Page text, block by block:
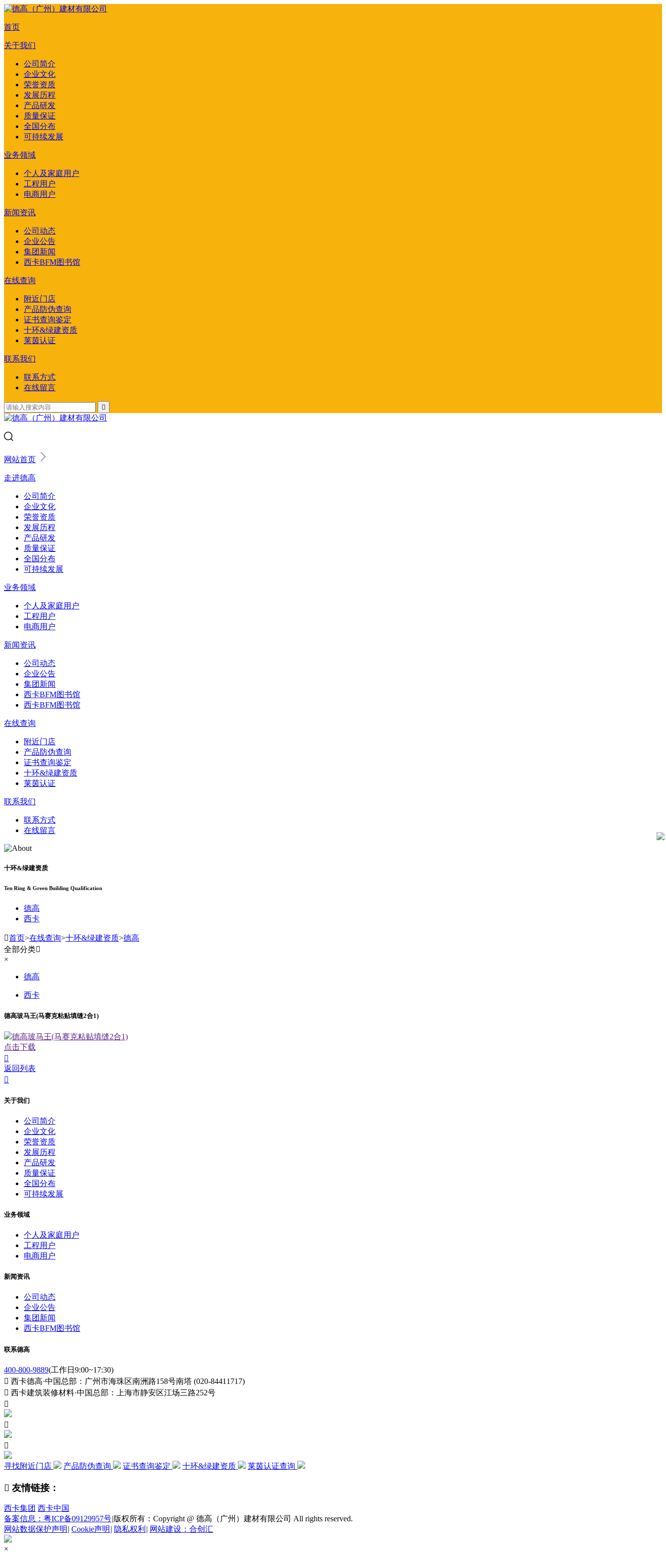
首页
关于我们
公司简介
企业文化
荣誉资质
发展历程
产品研发
质量保证
全国分布
可持续发展
业务领域
个人及家庭用户
工程用户
电商用户
新闻资讯
公司动态
企业公告
集团新闻
西卡BFM图书馆
在线查询
附近门店
产品防伪查询
证书查询鉴定
十环&绿建资质
莱茵认证
联系我们
联系方式
在线留言

网站首页
走进德高
公司简介
企业文化
荣誉资质
发展历程
产品研发
质量保证
全国分布
可持续发展
业务领域
个人及家庭用户
工程用户
电商用户
新闻资讯
公司动态
企业公告
集团新闻
西卡BFM图书馆
西卡BFM图书馆
在线查询
附近门店
产品防伪查询
证书查询鉴定
十环&绿建资质
莱茵认证
联系我们
联系方式
在线留言
十环&绿建资质
Ten Ring & Green Building Qualification
德高
西卡
首页>在线查询>十环&绿建资质>德高
全部分类
×
德高
西卡
德高玻马王(马赛克粘贴填缝2合1)
德高玻马王(马赛克粘贴填缝2合1)
点击下载

返回列表

关于我们
公司简介
企业文化
荣誉资质
发展历程
产品研发
质量保证
全国分布
可持续发展
业务领域
个人及家庭用户
工程用户
电商用户
新闻资讯
公司动态
企业公告
集团新闻
西卡BFM图书馆
联系德高
400-800-9889(工作日9:00~17:30)
 西卡德高·中国总部：广州市海珠区南洲路158号南塔 (020-84411717)
 西卡建筑装修材料·中国总部：上海市静安区江场三路252号



寻找附近门店 产品防伪查询 证书查询鉴定 十环&绿建资质 莱茵认证查询
 友情链接：
西卡集团 西卡中国
备案信息：粤ICP备09129957号|版权所有：Copyright @ 德高（广州）建材有限公司 All rights reserved.
网站数据保护声明 | Cookie声明 | 隐私权利 | 网站建设：合创汇
×